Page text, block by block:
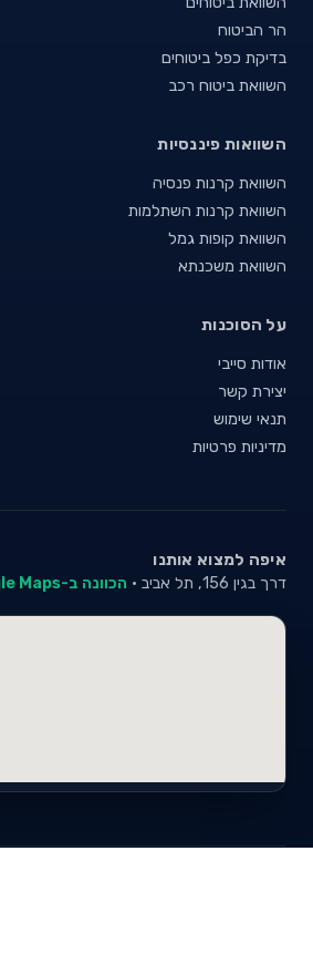
הר הביטוח
בדיקת כפל ביטוחים
השוואת ביטוח רכב
השוואות פיננסיות
השוואת קרנות פנסיה
השוואת קרנות השתלמות
השוואת קופות גמל
השוואת משכנתא
על הסוכנות
אודות סייבי
יצירת קשר
תנאי שימוש
מדיניות פרטיות
איפה למצוא אותנו
דרך בגין 156, תל אביב · הכוונה ב-Google Maps ←